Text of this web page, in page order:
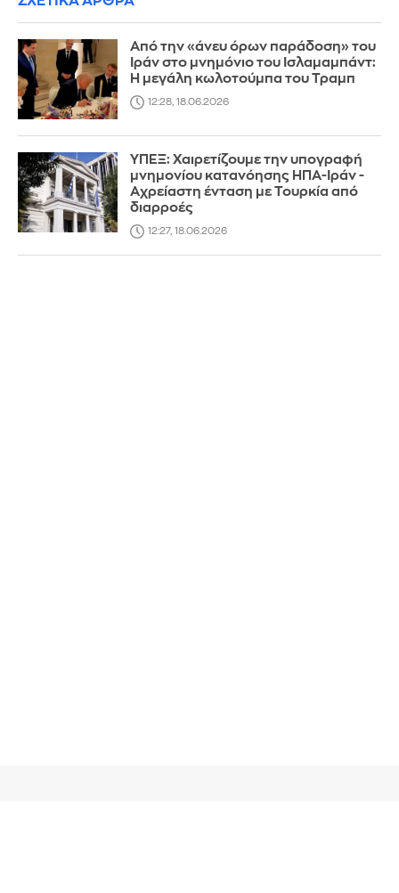
Από την «άνευ όρων παράδοση» του
Ιράν στο μνημόνιο του Ισλαμαμπάντ:
Η μεγάλη κωλοτούμπα του Τραμπ
12:28, 18.06.2026
ΥΠΕΞ: Χαιρετίζουμε την υπογραφή
μνημονίου κατανόησης ΗΠΑ-Ιράν -
Αχρείαστη ένταση με Τουρκία από
διαρροές
12:27, 18.06.2026